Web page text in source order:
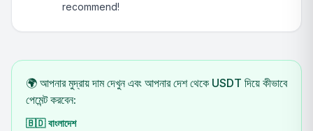
recommend!
🌍 আপনার মুদ্রায় দাম দেখুন এবং আপনার দেশ থেকে USDT দিয়ে কীভাবে
পেমেন্ট করবেন:
🇧🇩 বাংলাদেশ